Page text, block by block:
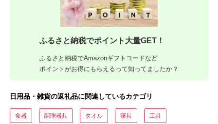
ふるさと納税でポイント大量GET！
ふるさと納税でAmazonギフトコードなど
ポイントがお得にもらえるって知ってましたか？
日用品・雑貨の返礼品に関連しているカテゴリ
食器 調理器具 タオル 寝具 工具